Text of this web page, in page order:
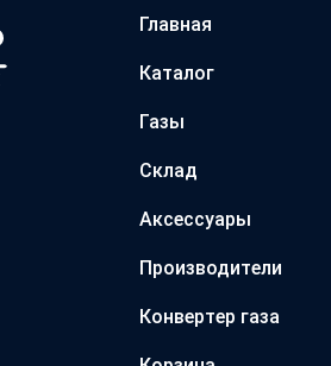
Главная
Каталог
Газы
Склад
Аксессуары
Производители
Конвертер газа